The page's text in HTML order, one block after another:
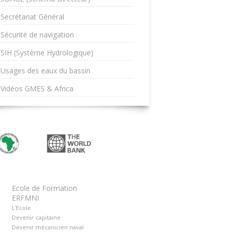
Secrétariat Général
Sécurité de navigation
SIH (Système Hydrologique)
Usages des eaux du bassin
Vidéos GMES & Africa
Ecole de Formation
ERFMNI
L’Ecole
Devenir capitaine
Devenir mécanicien naval